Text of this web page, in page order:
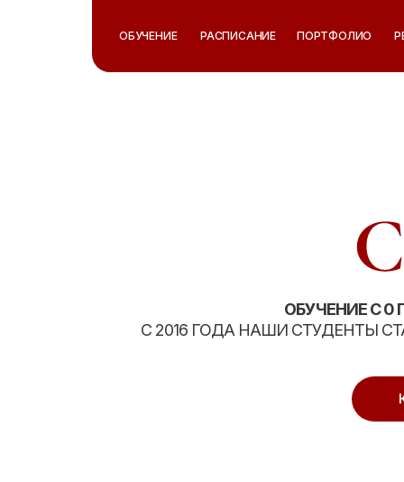
ОБУЧЕНИЕ РАСПИСАНИЕ ПОРТФОЛИО
ОБУЧЕНИЕ РАСПИСАНИЕ ПОРТФОЛИО
ОБУЧЕНИЕ С 0
С 2016 ГОДА НАШИ СТУДЕНТЫ